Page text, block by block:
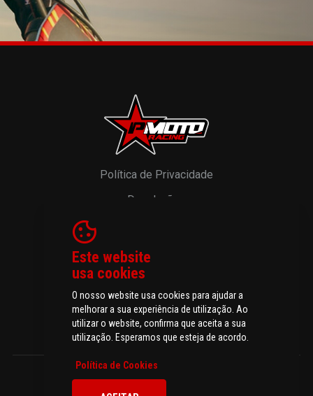
Política de Privacidade
Devoluções
Livro de Reclamações
© 2026 P-MOTO - Peças e Acessórios para Motos.
Todos os direitos reservados
Este website
usa cookies
O nosso website usa cookies para ajudar a
melhorar a sua experiência de utilização. Ao
utilizar o website, confirma que aceita a sua
utilização. Esperamos que esteja de acordo.
Política de Cookies